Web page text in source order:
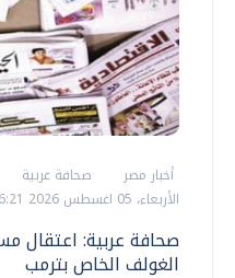
أخبار مصر
صحافة عربية
الأربعاء، 05 اغسطس 2026 06:21 ص
صحافة عربية: اعتقال
الغولف الخاص بترمب